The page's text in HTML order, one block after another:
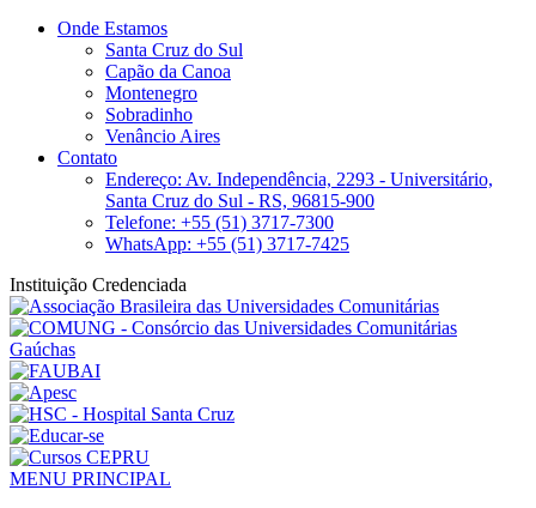
Onde Estamos
Santa Cruz do Sul
Capão da Canoa
Montenegro
Sobradinho
Venâncio Aires
Contato
Endereço: Av. Independência, 2293 - Universitário,
Santa Cruz do Sul - RS, 96815-900
Telefone: +55 (51) 3717-7300
WhatsApp: +55 (51) 3717-7425
Instituição Credenciada
MENU PRINCIPAL